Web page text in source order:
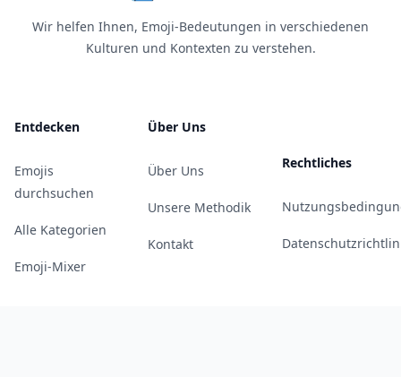
Wir helfen Ihnen, Emoji-Bedeutungen in verschiedenen
Kulturen und Kontexten zu verstehen.
Entdecken
Emojis
durchsuchen
Alle Kategorien
Emoji-Mixer
Über Uns
Über Uns
Unsere Methodik
Kontakt
Rechtliches